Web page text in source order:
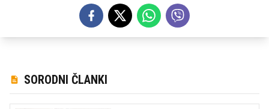
SORODNI ČLANKI